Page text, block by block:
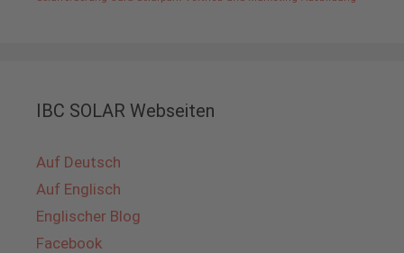
IBC SOLAR Webseiten
Auf Deutsch
Auf Englisch
Englischer Blog
Facebook